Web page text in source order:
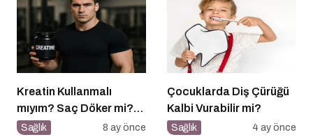
Kreatin Kullanmalı
mıyım? Saç Döker mi?
Ne Zaman Alınmalı?
Sağlık 8 ay önce
Çocuklarda Diş Çürüğü
Kalbi Vurabilir mi?
Sağlık 4 ay önce